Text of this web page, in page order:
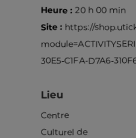
Heure : 20 h 00 min
Site : https://
30E5-C1FA-D7A6-
Lieu
Centre
Culturel de